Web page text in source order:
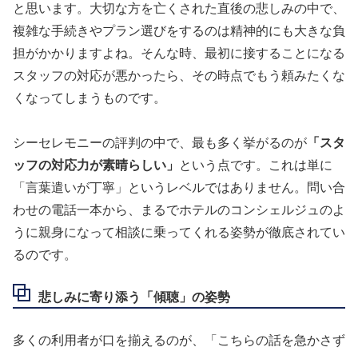
と思います。大切な方を亡くされた直後の悲しみの中で、
複雑な手続きやプラン選びをするのは精神的にも大きな負
担がかかりますよね。そんな時、最初に接することになる
スタッフの対応が悪かったら、その時点でもう頼みたくな
くなってしまうものです。
シーセレモニーの評判の中で、最も多く挙がるのが 「スタ
ッフの対応力が素晴らしい」
という点です。これは単に
「言葉遣いが丁寧」というレベルではありません。問い合
わせの電話一本から、まるでホテルのコンシェルジュのよ
うに親身になって相談に乗ってくれる姿勢が徹底されてい
るのです。
悲しみに寄り添う「傾聴」の姿勢
多くの利用者が口を揃えるのが、「こちらの話を急かさず